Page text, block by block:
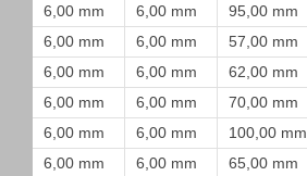
6,00 mm
6,00 mm 95,00 mm
6,00 mm
6,00 mm 57,00 mm
6,00 mm
6,00 mm 62,00 mm
6,00 mm
6,00 mm 70,00 mm
6,00 mm
6,00 mm 100,00 mm
6,00 mm
6,00 mm 65,00 mm